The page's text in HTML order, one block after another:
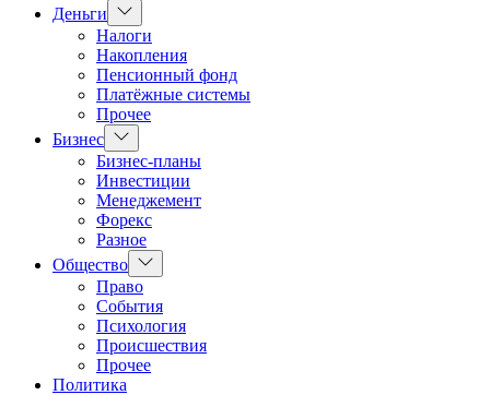
Деньги
Показать
подменю
Налоги
Накопления
Пенсионный фонд
Платёжные системы
Прочее
Бизнес Показать
подменю
Бизнес-планы
Инвестиции
Менеджемент
Форекс
Разное
Общество Показать
подменю
Право
События
Психология
Происшествия
Прочее
Политика